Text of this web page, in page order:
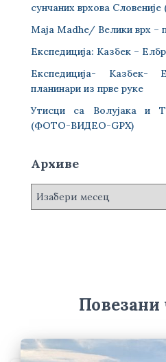
сунчаних врхова
Maja Madhe/ Велики врх –
Експедиција: Казбек –
Експедиција- Казбек-
планинари из прве руке
Утисци са Волујака и
(ФОТО-ВИДЕО-GPX)
Архиве
А